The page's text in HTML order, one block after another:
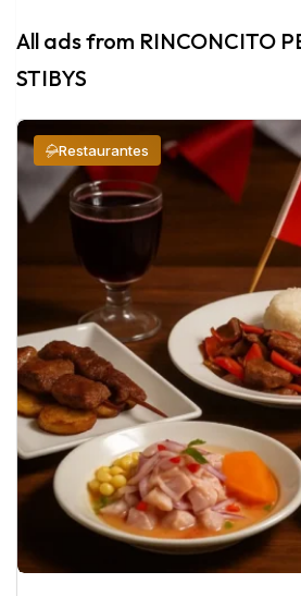
All ads from RINCONCITO
STIBYS
Restaurantes